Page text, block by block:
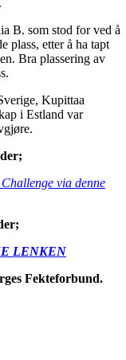
B. som stod for ved å
plass, etter å ha tapt
Bra plassering av
Kupittaa
i Estland var
via denne
LENKEN
Fekteforbund.